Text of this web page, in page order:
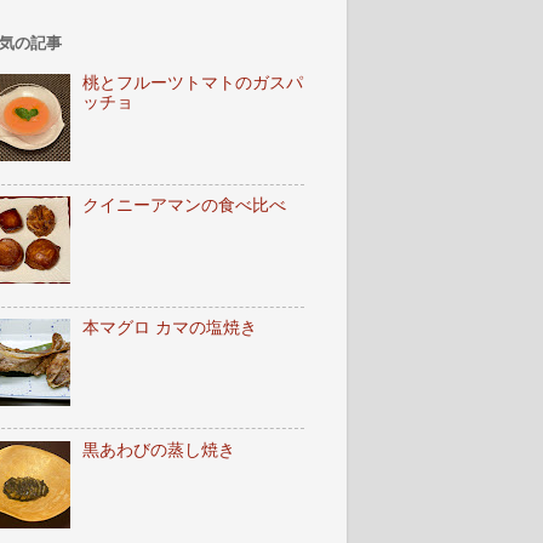
の記事
桃とフルーツトマトのガスパ
ッチョ
クイニーアマンの食べ比べ
本マグロ カマの塩焼き
黒あわびの蒸し焼き